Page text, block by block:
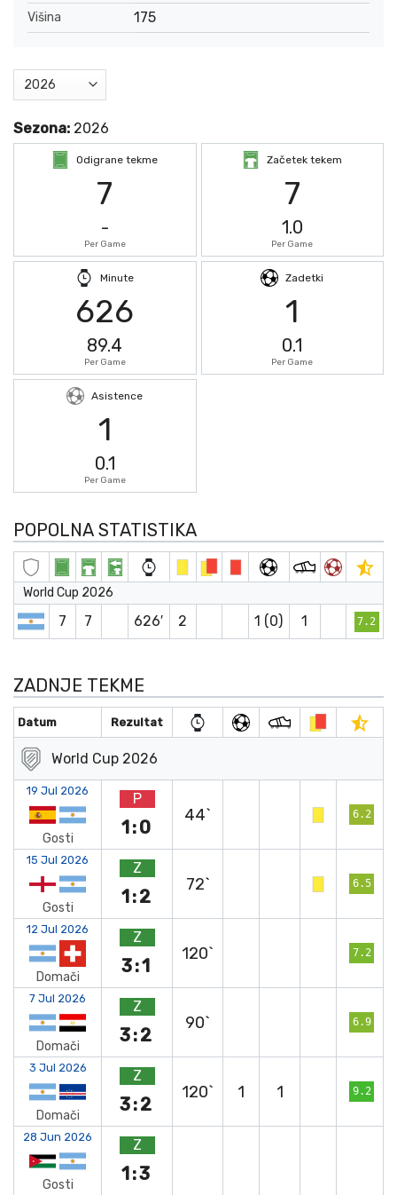
Višina 175
Sezona: 2026
Odigrane tekme
7
-
Per Game
Začetek tekem
7
1.0
Per Game
Minute
626
89.4
Per Game
Zadetki
1
0.1
Per Game
Asistence
1
0.1
Per Game
POPOLNA STATISTIKA
World Cup 2026
7 7 626′ 2 1 (0) 1 7.2
ZADNJE TEKME
Datum Rezultat
World Cup 2026
19 Jul 2026
Gosti
P
1:0
44` 6.2
15 Jul 2026
Gosti
Z
1:2
72` 6.5
12 Jul 2026
Domači
Z
3:1
120` 7.2
7 Jul 2026
Domači
Z
3:2
90` 6.9
3 Jul 2026
Domači
Z
3:2
120` 1 1 9.2
28 Jun 2026
Gosti
Z
1:3